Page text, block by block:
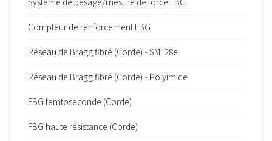
Compteur de renforcement FBG
Réseau de Bragg fibré (Corde) - SMF28e
Réseau de Bragg fibré (Corde) - Polyimide
FBG femtoseconde (Corde)
FBG haute résistance (Corde)